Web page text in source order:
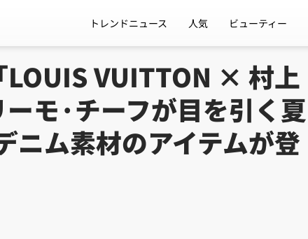
トレンドニュース 人気 ビューティー
LOUIS VUITTON × 村上
モ·チーフが目を引く夏
ニム素材のアイテムが登